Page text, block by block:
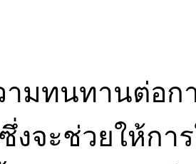
ามทนทานต่อก
งจะช่วยให้ก